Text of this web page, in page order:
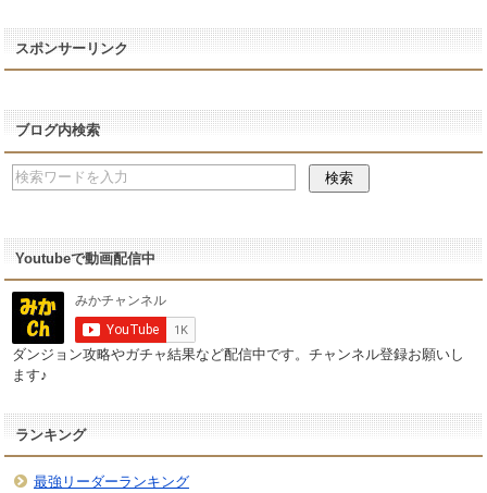
スポンサーリンク
ブログ内検索
Youtubeで動画配信中
ダンジョン攻略やガチャ結果など配信中です。チャンネル登録お願いし
ます♪
ランキング
最強リーダーランキング